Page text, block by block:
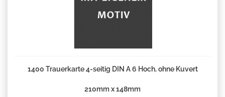
1400 Trauerkarte 4-seitig DIN A 6 Hoch, ohne Kuvert
210mm x 148mm